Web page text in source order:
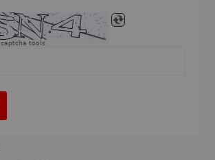
captcha tools